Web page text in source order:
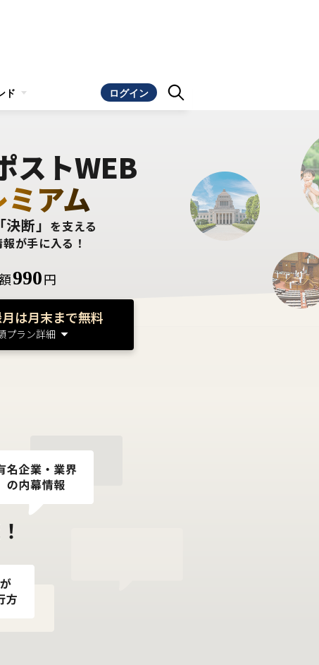
ド ログイン
ストWEB
アム
「決断」 を支える
が手に入る！
990円
は月末まで無料
プラン詳細